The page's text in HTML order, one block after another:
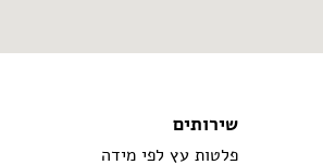
שירותים
פלטות עץ לפי מידה